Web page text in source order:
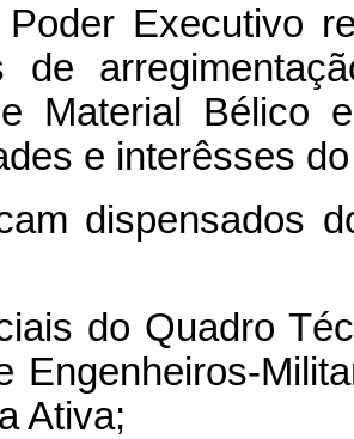
Executivo
de
Material Bélico
e interêsses
dispensados
do Quadro
Engenheiros-
Ativa;